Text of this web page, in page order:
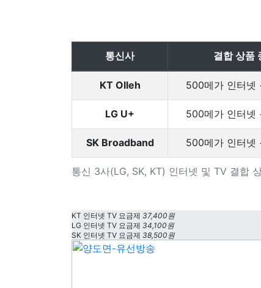
통신 3사(LG, SK, KT) 인터넷 및 TV 결합
통신사 결합 상품
KT Olleh 500메가 인터넷
LG U+ 500메가 인터넷
SK Broadband 500메가 인터넷
KT 인터넷 TV 요금제 37,400원
LG 인터넷 TV 요금제 34,100원
SK 인터넷 TV 요금제 38,500원